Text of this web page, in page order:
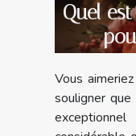
Quel
Vous
souligner